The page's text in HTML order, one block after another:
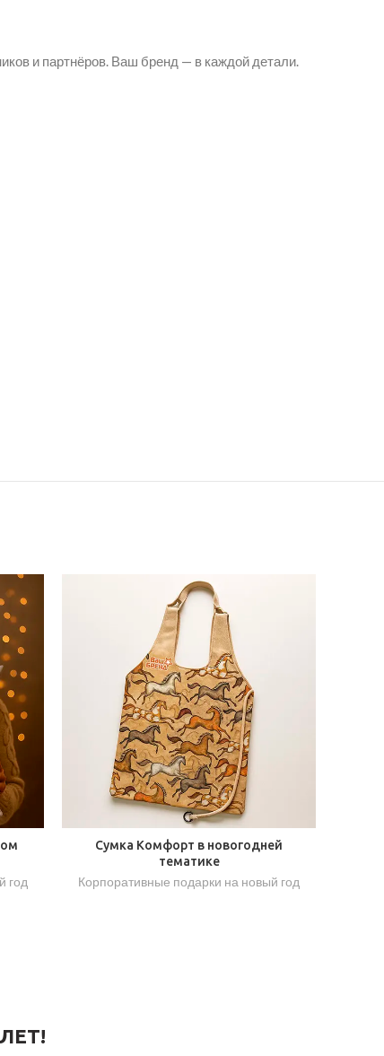
и партнёров. Ваш бренд — в каждой детали.
год
Сумка Комфорт в новогодней
тематике
Корпоративные подарки на новый год